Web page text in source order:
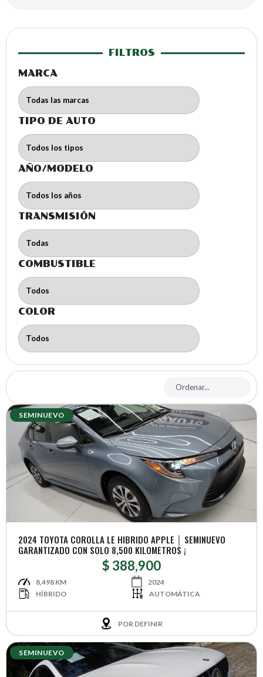
FILTROS
MARCA
TIPO DE AUTO
AÑO/MODELO
TRANSMISIÓN
COMBUSTIBLE
COLOR
SEMINUEVO
2024 TOYOTA COROLLA LE HIBRIDO APPLE │ SEMINUEVO
GARANTIZADO CON SOLO 8,500 KILOMETROS ¡
$ 388,900
8,498 KM
2024
HÍBRIDO
AUTOMÁTICA
POR DEFINIR
SEMINUEVO